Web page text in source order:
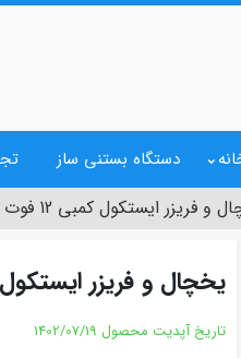
دستگاه بستنی ساز
و فریزر ایستکول کمبی 12 فوت
یخچال و فریزر ایستکول
تاریخ آپدیت محصول 1402/07/19